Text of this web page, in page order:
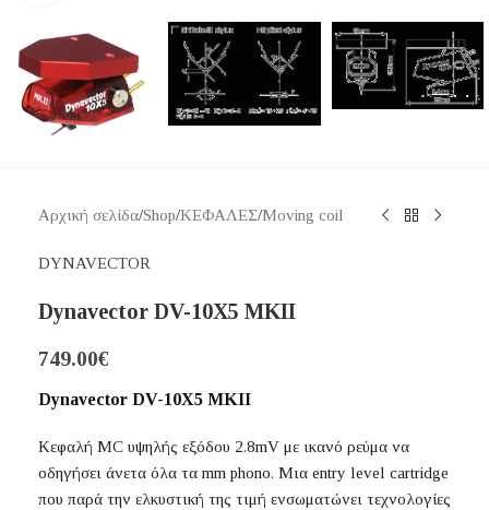
Αρχική σελίδα/Shop/ΚΕΦΑΛΕΣ/Moving coil
DYNAVECTOR
Dynavector DV-10X5 MKII
749.00€
Dynavector DV-10X5 MKII
Κεφαλή MC υψηλής εξόδου 2.8mV με ικανό ρεύμα να
οδηγήσει άνετα όλα τα mm phono. Μια entry level cartridge
που παρά την ελκυστική της τιμή ενσωματώνει τεχνολογίες